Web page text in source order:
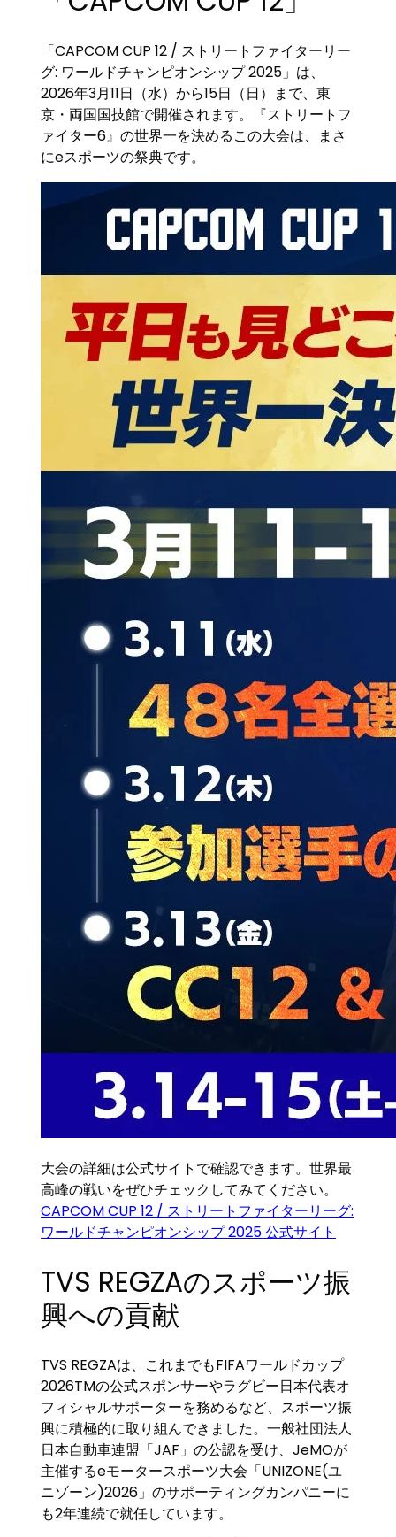
「CAPCOM CUP 12 / ストリートファイターリー
グ: ワールドチャンピオンシップ 2025」は、
2026年3月11日（水）から15日（日）まで、東
京・両国国技館で開催されます。『ストリートフ
ァイター6』の世界一を決めるこの大会は、まさ
にeスポーツの祭典です。
大会の詳細は公式サイトで確認できます。世界最
高峰の戦いをぜひチェックしてみてください。
CAPCOM CUP 12 / ストリートファイターリーグ:
ワールドチャンピオンシップ 2025 公式サイト
TVS REGZAのスポーツ振
興への貢献
TVS REGZAは、これまでもFIFAワールドカップ
2026TMの公式スポンサーやラグビー日本代表オ
フィシャルサポーターを務めるなど、スポーツ振
興に積極的に取り組んできました。一般社団法人
日本自動車連盟「JAF」の公認を受け、JeMOが
主催するeモータースポーツ大会「UNIZONE(ユ
ニゾーン)2026」のサポーティングカンパニーに
も2年連続で就任しています。